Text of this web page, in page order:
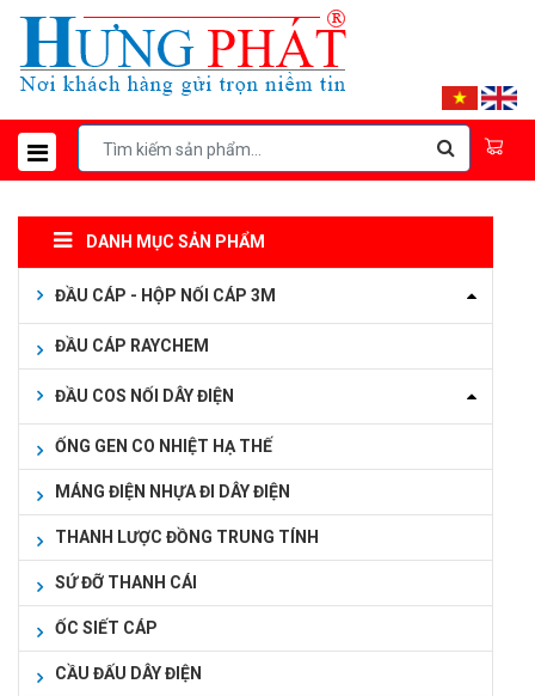
DANH MỤC SẢN PHẨM
ĐẦU CÁP - HỘP NỐI CÁP 3M
ĐẦU CÁP RAYCHEM
ĐẦU COS NỐI DÂY ĐIỆN
ỐNG GEN CO NHIỆT HẠ THẾ
MÁNG ĐIỆN NHỰA ĐI DÂY ĐIỆN
THANH LƯỢC ĐỒNG TRUNG TÍNH
SỨ ĐỠ THANH CÁI
ỐC SIẾT CÁP
CẦU ĐẤU DÂY ĐIỆN